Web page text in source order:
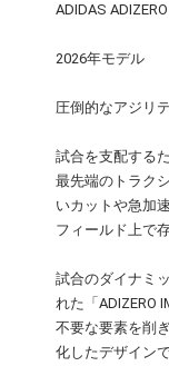
ADIDAS
2026年モデル
圧倒的なアジリ
試合を支配する
最先端のトラク
いカットや急加
フィールド上で
試合のダイナミ
れた「ADIZERO
不要な要素を削
化したデザインで